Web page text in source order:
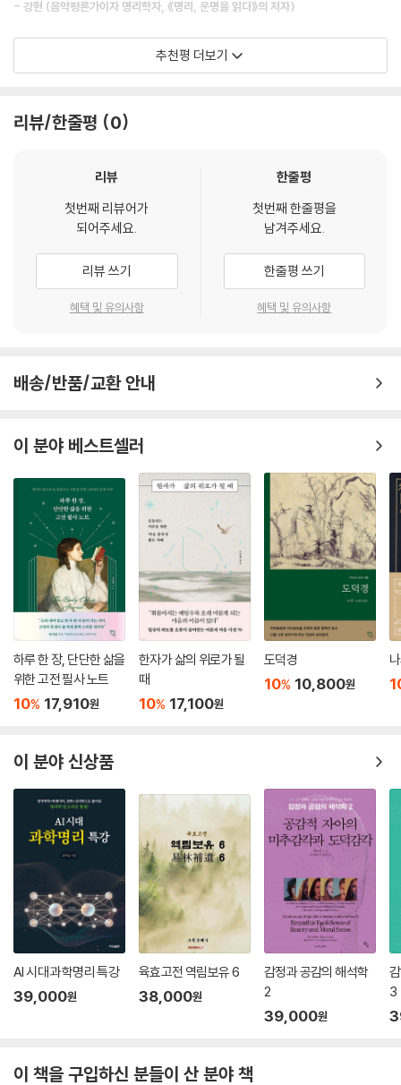
오행에 기반하여 만들어진 십성에도 가치나 서열이 매겨질 수는 없는 일이
에는 과거에 흉신으로 바라봤던 겁재나 상관 같은 십성들이 쓰기에 따라
오히려 큰 장점을 가질 수 있다.
예를 들어 십성을 자동차에 비유해보자. 비겁을 차체의 크기라 한다면, 식
표 지점, 관성은 자동차의 무게나 트렁크에 실은 짐이 되며, 인성은 차체의
무게를 지탱하면서 차가 굴러갈 수 있게 흔들림을 방지해주는 충격 흡수장
치라 할 수 있다.
할수록 자동차의 배기량이 높아지는 것과 같다. 식상을 자동차가 나아갈
수 있게 해주는 페달로 볼 때 식신은 일반 엑셀, 상관은 터보 엑셀이 된다.
재성은 자동차가 현실적으로 나아갈 수 있게 해주는 동력인 기름이다. 관
해당한다.
--- p.192-193, 「십성 제대로 활용하기」 중에서
유튜브를 조금만 뒤져보면 연주가 겁재일 경우 할아버지나 조상이 도둑놈
이라거나, 편재일 경우 좀 놀 줄 안다는 식으로 해석하는 영상이 높은 조회
수에 힘입어 버젓이 돌아다닌다. 연주가 정인인 것을 두고 학식 있는 가문
에서 태어난 근거로 삼는 해석도 있었는데, SF소설에 버금가는 무한한 상
상력과 박력 있는 해석에 무척이나 놀랐던 기억이 있다.
친형제나 친자매, 친부모와 친자식의 사주를 나란히 놓고 보면, 당연히 연
주가 같을 확률보다 다를 확률이 훨씬 더 높다. 형의 연주에는 식신만 있고,
동생에게는 편인만 있다고 가정해보자. 형의 사주를 보고는 “편인이 필시
식신이라는 밥그릇을 엎어트렸을 것이니 조상님이 가난했을 것”이라 말하
고, 동생의 사주를 보고는 “식신이 살아 있으니 조상님이 유복했겠네.”라
고 말할 것인가?
연주가 모두 정관이거나 정인이면, 대략 초년에 공부 또는 시험운이 좋다
고 여기는 경우도 있는데 이는 전혀 상관관계가 없다. 사회궁을 의미하는
연간이나 월간에 정관이 떠 있다 하여 “자넨 필시 국가 공무원일 것이
만큼이나 곤란한 해석에 불과할 뿐이다.
는 거냐고 질문한 내담자가 있었다. 심지어 그분은 자식도 없었다. 시주에
식신이 있으면 자식복이 있고, 시주에 편관이나 상관 같은 (고전적 관점에
서의) 흉신이 있으면 내 말년은 물론 내 자식도 불운하다는 이야기가 되는
걸까? 조금만 생각해보면 어처구니없는 이야기가 여기저기 퍼지다 보니,
이런 단적인 해석이 명리학을 황폐하게 만들고 있음을 지적하고 싶다.
--- p.288-289, 「근묘화실론을 차용한 단식 해석 비판」 중에서
명에 순응한다는 말은, 내게 주어진 도구를 쓰며 내 삶을 좀 더 행복하고 의
미 있게 이끌어간다는 뜻이다. 우주는 끊임없이 변화할 뿐, 어떤 것에도 가
치를 두지 않는다. 남들이 볼 때는 하찮은 일이라 하더라도, 내가 하고 싶은
일을 하며 내 삶에 만족하는 사람은 큰 일에도 결코 흔들리지 않는다. 자기
세상에는 절대 완벽한 사주란 있을 수 없다. 주어진 명은 고정되어 있더라
데 있는 게 아니라 ‘쓰는’ 데 있다. 대운이 불리한 해에 들어서면 어떻게 하
는가? 저자는 그런 때일수록 제대로 대비해야 한다고 말한다. 2021년 코
로나로 다니던 회사가 어려워지던 시기, 불리한 대운 속에서도 편재의 기
운이 강해지는 것을 파악한 저자는 유튜브 채널을 개설하고 스승인 강헌을
품을 출품했고 유튜브가 유명세를 타면서 방송과 출간 제의도 쇄도하기 시
사주와 나쁜 사주는 없다고 말한다. 활용하는 자와 못하는 자가 있을 뿐!
《명리, 나를 지키는 무기: 기본편》는 자신의 사주팔자를 어떤 순서와 방법
으로 읽어내야 하는지를 자세히 서술한 책이다. 명리를 활용할 줄 안다는
건 삶의 중요한 순간마다 어떤 전략을 세워야 할지 알려주는 지침서를 손
에 쥐게 되는 것과 같다. 이 책을 통해 위기와 위험의 순간 나를 지키는 무
기로서의 명리를 만날 수 있을 것이다.
해야 하는지는 모르는 분들
만나고 싶은 분들
-사주를 적극적으로 해석해서 내 운명의 가능성을 남김없이 활용하고 싶
은 분들
현대적 시점에 꼭 들어맞는 해설!
웬만한 소설보다 재미있는 다양한 기출문제와 풀이노트!
책은 흔히 사흉신(상관, 겁재, 편인, 편관, 양인 등)에 대한 해석을 완전히
새롭게 한다. 남성과 여성의 역할 격차가 크게 줄어들고, 어린이들의 가장
큰 꿈이 유튜브 크리에이터인 시대에 여전히 관직에 오르거나 묵묵히 신분
제를 견디는 것을 길한 사주로 보았던 과거의 해석에 얽매어 있어선 안 되
기 때문이다. 따라서 책은 사흉신을 비롯해 고루한 사주 해석이 저지르던
통해 현실에 밀착된 사례로 설명하고 있다는 것이다. 기출문제와 풀이노트
를 살펴보자.
-------------------------〈보 기〉--------------------------
상황: 동생 최형배와 함께 폭행죄로 나란히 경찰서까지 강제로 끌려가게
된 최익현. 최익현은 수갑을 차고 있었음에도, 강압적인 태도를 보이는 경
찰을 향해 냅다 뺨을 후려 갈긴다.
최익현: (불같이 화를 내며) “느그 서장 어딨어?! 강 서장 데꼬 와!!! 니…
동 살제? 으어?! 내가 인마 느그 서장이랑 인마! 어저께도! 같이 밥 묵고
으! 싸우나도 같이 가고 으! 마, 개이 XX. 마, 다했어! 이 XX들이 말이야...
1. 결국 최익현이 화려한 언변으로 위기를 모면했다고 보았을 때, 경찰서에
- 강헌 (음악평론가이자 명리학자, 《명리, 운명을 읽다》의 저자)
모든 삶에는 무늬가 있고, 문장도 제각기 목소리를 갖는다. 그의 문장은 순
수하며 열정적이다. 오로지 사주명리를 제대로 전달하고자 하는 진심으로
될 수 있음을 전한다. 하나의 진실을 전달하기 위해서는 한 사람이 가진 모
둠을 지워내는지, 그 빛으로 인해 나는 얼마나 행복해질 수 있는지 확인해
- 현묘 (명리학자, 《나의 사주명리》의 저자)
추천평 더보기
리뷰/한줄평 0
리뷰
첫번째 리뷰어가
되어주세요.
리뷰 쓰기
혜택 및 유의사항
한줄평
첫번째 한줄평을
남겨주세요.
한줄평 쓰기
혜택 및 유의사항
배송/반품/교환 안내
이 분야 베스트셀러
하루 한 장, 단단한 삶을
위한 고전 필사 노트
10% 17,910원
한자가 삶의 위로가 될
때
10% 17,100원
도덕경
10% 10,800원
이 분야 신상품
AI 시대 과학명리 특강
39,000원
육효고전 역림보유 6
38,000원
감정과 공감의 해석학
2
39,000원
3
이 책을 구입하신 분들이 산 분야 책